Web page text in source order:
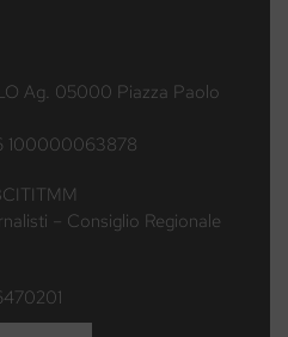
Ag. 05000 Piazza Paolo
100000063878
– Consiglio Regionale